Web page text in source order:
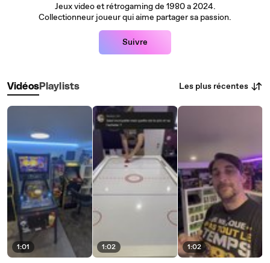
Jeux video et rétrogaming de 1980 a 2024.
Collectionneur joueur qui aime partager sa passion.
Suivre
VidéosPlaylists Les plus récentes
1:01 1:02 1:02